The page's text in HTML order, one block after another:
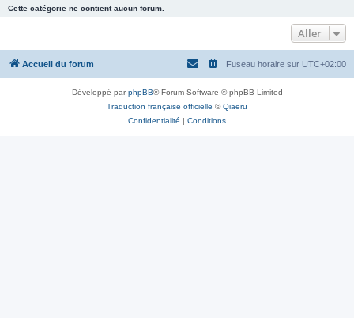
Cette catégorie ne contient aucun forum.
Aller
Accueil du forum Fuseau horaire sur UTC+02:00
Développé parphpBB® Forum Software © phpBB Limited
Traduction française officielle ©Qiaeru
Confidentialité | Conditions